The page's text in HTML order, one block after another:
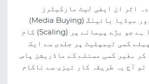
اثر ان ایفی لیٹ مارکیٹرز
(Arbitrageurs) اور میڈیا بائینگ (Media Buying)
ٹیموں پر پڑ رہا ہے جو بڑے پیمانے پر (Scaling) کام
کسی ٹیمپلیٹ پر جلدی سے ایک
کر بغیر کسی مسئلے کے ماڈریشن پاس
تو آج یہ طریقہ کار تیزی سے ناکام